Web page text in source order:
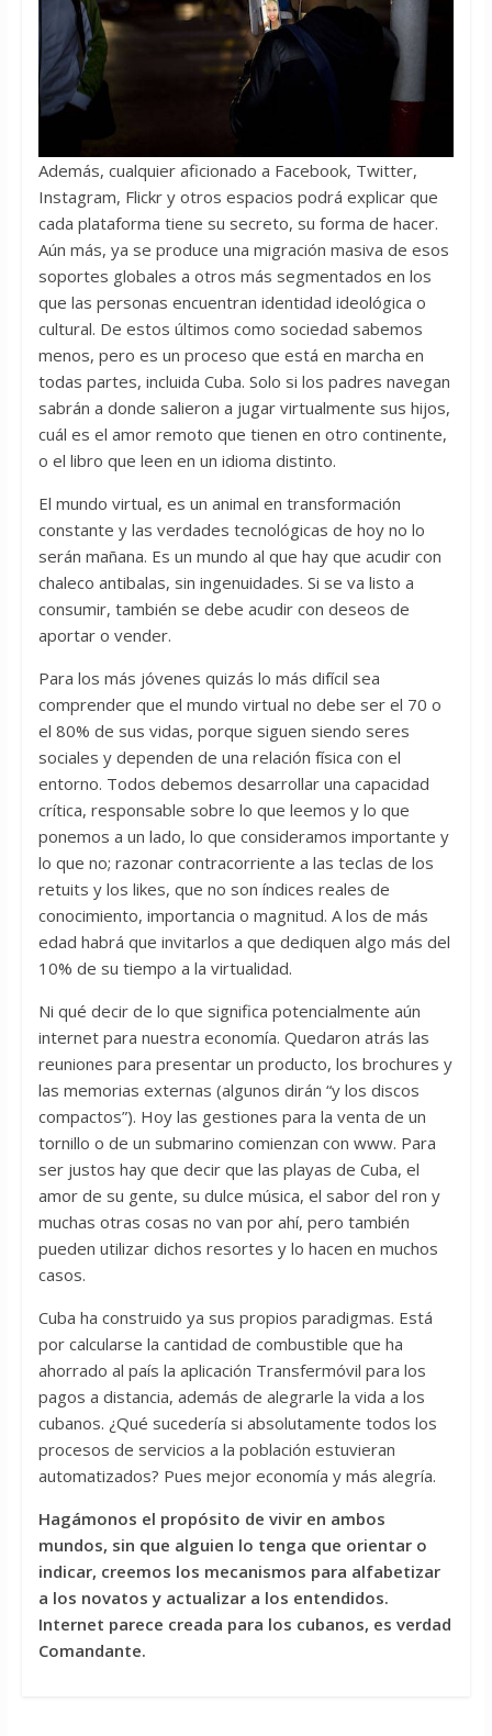
Además, cualquier aficionado a Facebook, Twitter,
Instagram, Flickr y otros espacios podrá explicar que
cada plataforma tiene su secreto, su forma de hacer.
Aún más, ya se produce una migración masiva de esos
soportes globales a otros más segmentados en los
que las personas encuentran identidad ideológica o
cultural. De estos últimos como sociedad sabemos
menos, pero es un proceso que está en marcha en
todas partes, incluida Cuba. Solo si los padres navegan
sabrán a donde salieron a jugar virtualmente sus hijos,
cuál es el amor remoto que tienen en otro continente,
o el libro que leen en un idioma distinto.
El mundo virtual, es un animal en transformación
constante y las verdades tecnológicas de hoy no lo
serán mañana. Es un mundo al que hay que acudir con
chaleco antibalas, sin ingenuidades. Si se va listo a
consumir, también se debe acudir con deseos de
aportar o vender.
Para los más jóvenes quizás lo más difícil sea
comprender que el mundo virtual no debe ser el 70 o
el 80% de sus vidas, porque siguen siendo seres
sociales y dependen de una relación física con el
entorno. Todos debemos desarrollar una capacidad
crítica, responsable sobre lo que leemos y lo que
ponemos a un lado, lo que consideramos importante y
lo que no; razonar contracorriente a las teclas de los
retuits y los likes, que no son índices reales de
conocimiento, importancia o magnitud. A los de más
edad habrá que invitarlos a que dediquen algo más del
10% de su tiempo a la virtualidad.
Ni qué decir de lo que significa potencialmente aún
internet para nuestra economía. Quedaron atrás las
reuniones para presentar un producto, los brochures y
las memorias externas (algunos dirán “y los discos
compactos”). Hoy las gestiones para la venta de un
tornillo o de un submarino comienzan con www. Para
ser justos hay que decir que las playas de Cuba, el
amor de su gente, su dulce música, el sabor del ron y
muchas otras cosas no van por ahí, pero también
pueden utilizar dichos resortes y lo hacen en muchos
casos.
Cuba ha construido ya sus propios paradigmas. Está
por calcularse la cantidad de combustible que ha
ahorrado al país la aplicación Transfermóvil para los
pagos a distancia, además de alegrarle la vida a los
cubanos. ¿Qué sucedería si absolutamente todos los
procesos de servicios a la población estuvieran
automatizados? Pues mejor economía y más alegría.
Hagámonos el propósito de vivir en ambos
mundos, sin que alguien lo tenga que orientar o
indicar, creemos los mecanismos para alfabetizar
a los novatos y actualizar a los entendidos.
Internet parece creada para los cubanos, es verdad
Comandante.